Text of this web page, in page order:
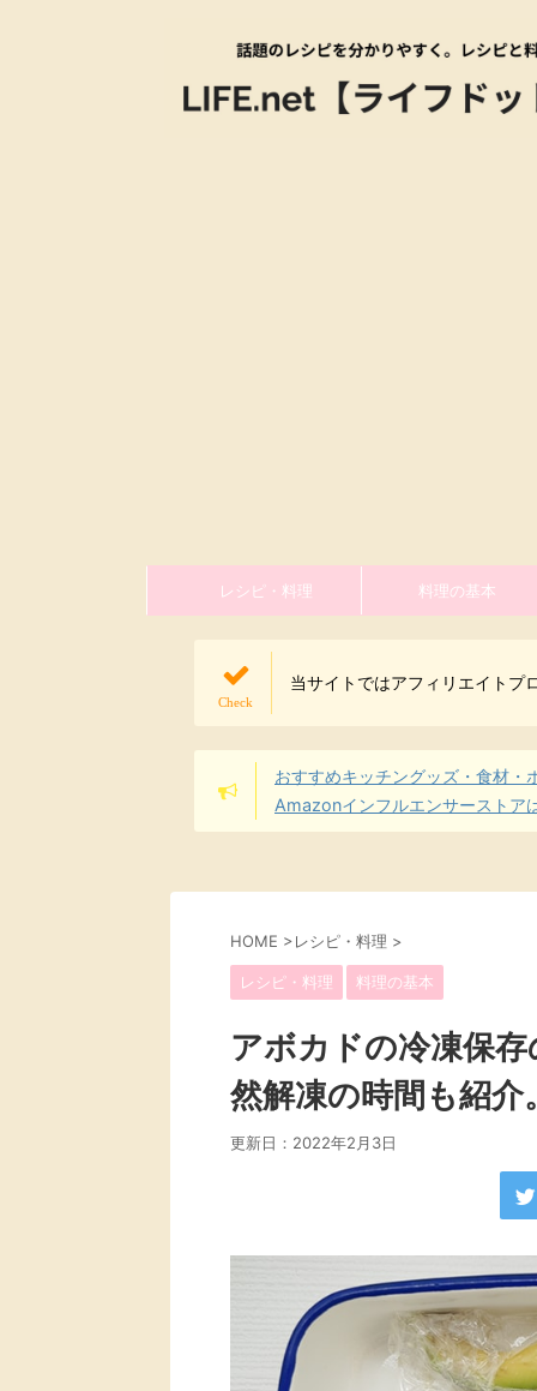
レシピ・料理 料理の基本
当サイトではアフィリエイトプ
おすすめキッチングッズ・食材・
Amazonインフルエンサーストア
HOME >レシピ・料理 >
レシピ・料理 料理の基本
アボカドの冷凍保
然解凍の時間も紹介
更新日： 2022年2月3日